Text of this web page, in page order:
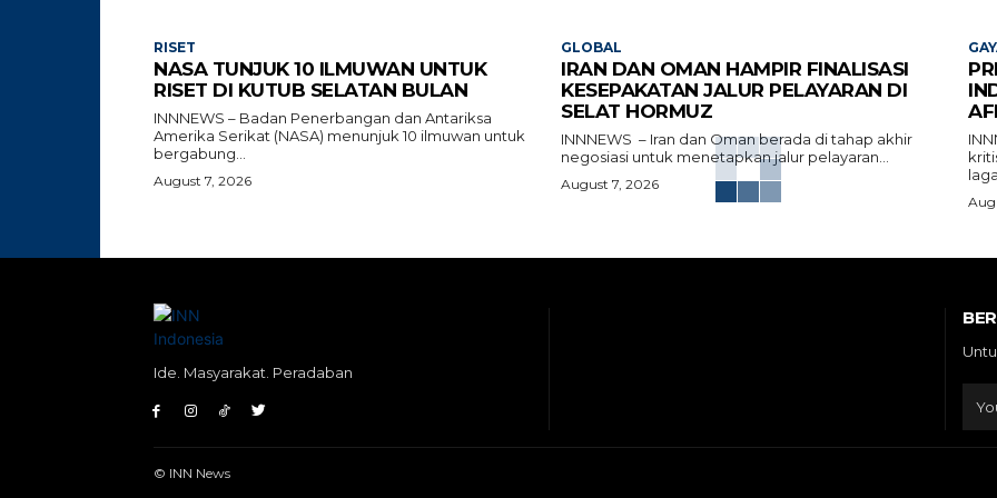
RISET
NASA TUNJUK 10 ILMUWAN UNTUK
RISET DI KUTUB SELATAN BULAN
INNNEWS – Badan Penerbangan dan Antariksa
Amerika Serikat (NASA) menunjuk 10 ilmuwan untuk
bergabung...
August 7, 2026
GLOBAL
IRAN DAN OMAN HAMPIR FINALISASI
KESEPAKATAN JALUR PELAYARAN DI
SELAT HORMUZ
INNNEWS – Iran dan Oman berada di tahap akhir
negosiasi untuk menetapkan jalur pelayaran...
August 7, 2026
Ide. Masyarakat. Peradaban
© INN News